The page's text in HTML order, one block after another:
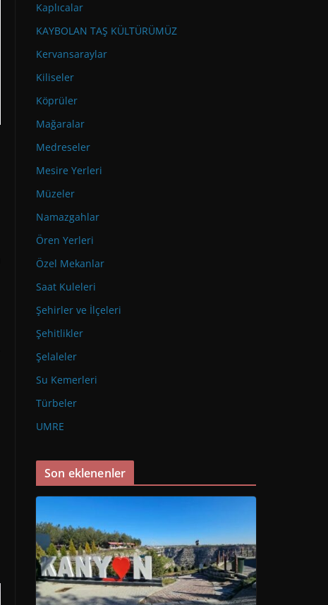
Kaplıcalar
KAYBOLAN TAŞ KÜLTÜRÜMÜZ
Kervansaraylar
Kiliseler
Köprüler
Mağaralar
Medreseler
Mesire Yerleri
Müzeler
Namazgahlar
Ören Yerleri
Özel Mekanlar
Saat Kuleleri
Şehirler ve İlçeleri
Şehitlikler
Şelaleler
Su Kemerleri
Türbeler
UMRE
Son eklenenler